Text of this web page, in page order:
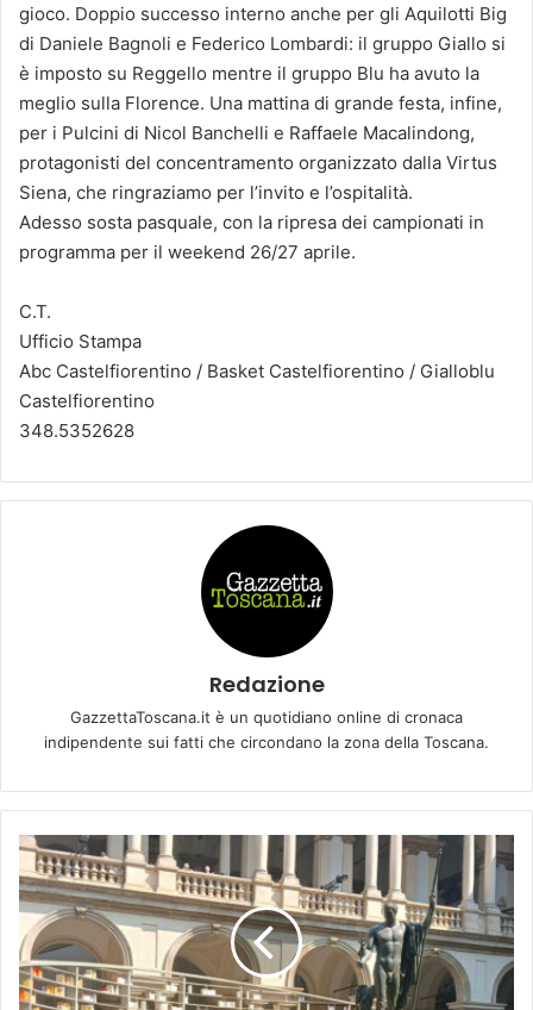
gioco. Doppio successo interno anche per gli Aquilotti Big
di Daniele Bagnoli e Federico Lombardi: il gruppo Giallo si
è imposto su Reggello mentre il gruppo Blu ha avuto la
meglio sulla Florence. Una mattina di grande festa, infine,
per i Pulcini di Nicol Banchelli e Raffaele Macalindong,
protagonisti del concentramento organizzato dalla Virtus
Siena, che ringraziamo per l’invito e l’ospitalità.
Adesso sosta pasquale, con la ripresa dei campionati in
programma per il weekend 26/27 aprile.
C.T.
Ufficio Stampa
Abc Castelfiorentino / Basket Castelfiorentino / Gialloblu
Castelfiorentino
348.5352628
Redazione
GazzettaToscana.it è un quotidiano online di cronaca
indipendente sui fatti che circondano la zona della Toscana.
M
i
l
n
o
.